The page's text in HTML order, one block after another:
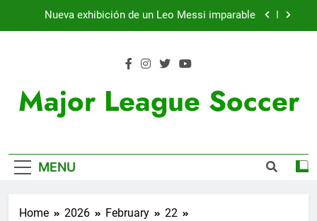
Nueva exhibición de un Leo Messi imparable
Victoria de Chicago Fire: así fue el partido de
Major League Soccer
MENU
Home 2026 February
22